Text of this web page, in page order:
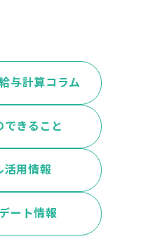
与計算コラム
できること
活用情報
ート情報